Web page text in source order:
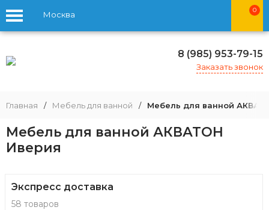
Москва 0
8 (985) 953-79-15
Заказать звонок
Главная / Мебель для ванной / Мебель для ванной
Мебель для ванной АКВАТОН
Иверия
Экспресс доставка
58 товаров